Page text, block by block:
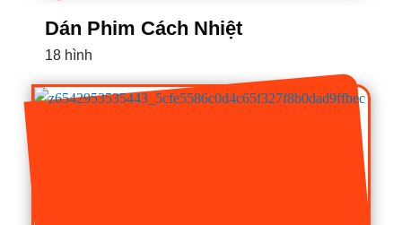
Dán Phim Cách Nhiệt
18 hình